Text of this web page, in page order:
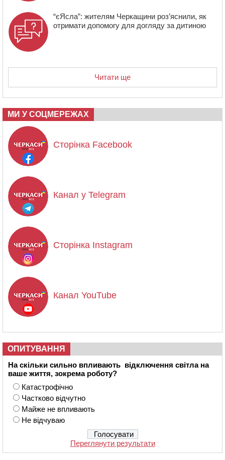
“єЯсла”: жителям Черкащини роз’яснили, як
отримати допомогу для догляду за дитиною
Читати ще
МИ У СОЦМЕРЕЖАХ
Сторінка Facebook
Канал у Telegram
Сторінка Instagram
Канал YouTube
ОПИТУВАННЯ
На скільки сильно впливають відключення світла на
ваше життя, зокрема роботу?
Катастрофічно
Частково відчутно
Майже не впливають
Не відчуваю
Переглянути результати